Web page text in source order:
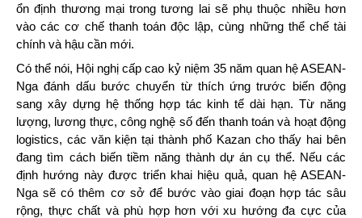
ổn định thương mại trong tương lai sẽ phụ thuộc nhiều hơn
vào các cơ chế thanh toán độc lập, cùng những thể chế tài
chính và hậu cần mới.
Có thể nói, Hội nghị cấp cao kỷ niệm 35 năm quan hệ ASEAN-
Nga đánh dấu bước chuyển từ thích ứng trước biến động
sang xây dựng hệ thống hợp tác kinh tế dài hạn. Từ năng
lượng, lương thực, công nghệ số đến thanh toán và hoạt động
logistics, các văn kiện tại thành phố Kazan cho thấy hai bên
đang tìm cách biến tiềm năng thành dự án cụ thể. Nếu các
định hướng này được triển khai hiệu quả, quan hệ ASEAN-
Nga sẽ có thêm cơ sở để bước vào giai đoạn hợp tác sâu
rộng, thực chất và phù hợp hơn với xu hướng đa cực của